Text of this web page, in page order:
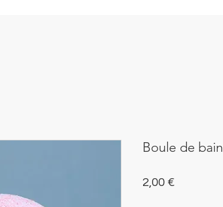
Boule de bain
2,00 €Preis